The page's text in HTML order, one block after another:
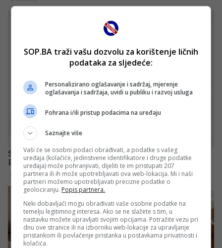
SOP.BA traži vašu dozvolu za korištenje ličnih
podataka za sljedeće:
Personalizirano oglašavanje i sadržaj, mjerenje
oglašavanja i sadržaja, uvidi u publiku i razvoj usluga
Pohrana i/ili pristup podacima na uređaju
Saznajte više
Vaši će se osobni podaci obrađivati, a podatke s vašeg
uređaja (kolačiće, jedinstvene identifikatore i druge podatke
uređaja) može pohranjivati, dijeliti te im pristupati 207
partnera ili ih može upotrebljavati ova web-lokacija. Mi i naši
partneri možemo upotrebljavati precizne podatke o
geolociranju. Popis partnera.
Neki dobavljači mogu obrađivati vaše osobne podatke na
temelju legitimnog interesa. Ako se ne slažete s tim, u
nastavku možete upravljati svojim opcijama. Potražite vezu pri
dnu ove stranice ili na izborniku web-lokacije za upravljanje
pristankom ili povlačenje pristanka u postavkama privatnosti i
kolačića.